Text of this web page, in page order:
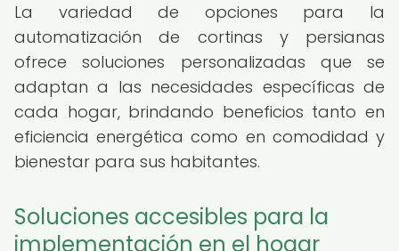
La variedad de opciones para la
automatización de cortinas y persianas
ofrece soluciones personalizadas que se
adaptan a las necesidades específicas de
cada hogar, brindando beneficios tanto en
eficiencia energética como en comodidad y
bienestar para sus habitantes.
Soluciones accesibles para la
implementación en el hogar